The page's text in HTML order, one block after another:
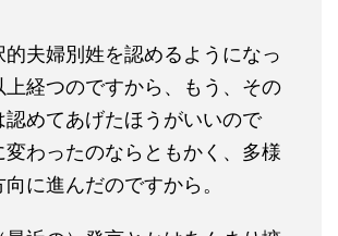
夫婦別姓を認めるようになっ
上経つのですから、もう、その
認めてあげたほうがいいので
変わったのならともかく、多様
に進んだのですから。